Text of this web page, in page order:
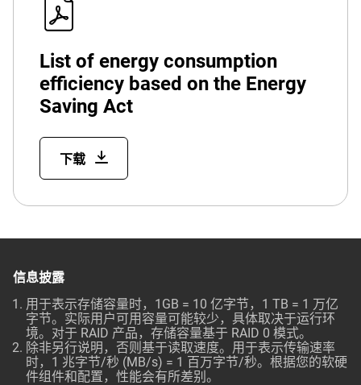
List of energy consumption
efficiency based on the Energy
Saving Act
下载
信息披露
用于表示存储容量时，1GB = 10 亿字节，1 TB = 1 万亿
字节。实际用户可用容量可能较少，具体取决于运行环
境。对于 RAID 产品，存储容量基于 RAID 0 模式。
除非另行说明，否则基于读取速度。用于表示传输速率
时，1 兆字节/秒 (MB/s) = 1 百万字节/秒。根据您的软硬
件组件和配置，性能会有所差别。